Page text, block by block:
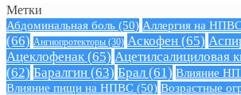
Метки
Абдоминальная боль (50) Аллергия на
(66) Ангиопротекторы (30) Аскофен (65)
Ацеклофенак (65) Ацетилсалициловая
(62) Баралгин (63) Брал (61) Влияние
Влияние пищи на НПВС (50) Возрастные